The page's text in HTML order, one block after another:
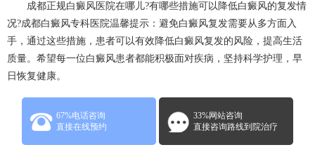
成都正规白癜风医院在哪儿?有哪些措施可以降低白癜风的复发情
况?成都白癜风专科医院温馨提示：避免白癜风复发需要从多方面入
手，通过这些措施，患者可以有效降低白癜风复发的风险，提高生活
质量。希望每一位白癜风患者都能积极面对疾病，坚持科学护理，早
日恢复健康。
67%电话咨询
直接在线预约
33%网站咨询
直接咨询路线到院治疗